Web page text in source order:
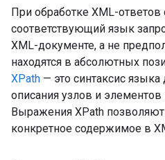
При обработке XML-ответов
соответствующий язык
XML-документе, а не
находятся в абсолютных
XPath — это синтаксис языка
описания узлов и
Выражения XPath
конкретное содержимое в